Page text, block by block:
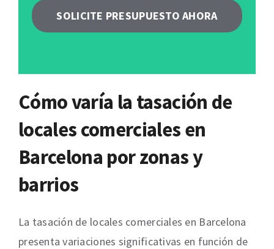
SOLICITE PRESUPUESTO AHORA
Cómo varía la tasación de
locales comerciales en
Barcelona por zonas y
barrios
La tasación de locales comerciales en Barcelona
presenta variaciones significativas en función de